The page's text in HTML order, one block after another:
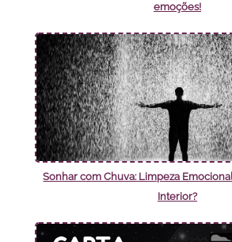
emoções!
Sonhar com Chuva: Limpeza
Interior?